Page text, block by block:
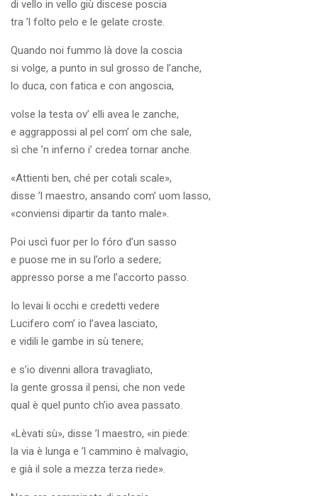
di vello in vello giù discese poscia
tra ’l folto pelo e le gelate croste.
Quando noi fummo là dove la coscia
si volge, a punto in sul grosso de l’anche,
lo duca, con fatica e con angoscia,
volse la testa ov’ elli avea le zanche,
e aggrappossi al pel com’ om che sale,
sì che ’n inferno i’ credea tornar anche.
«Attienti ben, ché per cotali scale»,
disse ’l maestro, ansando com’ uom lasso,
«conviensi dipartir da tanto male».
Poi uscì fuor per lo fóro d’un sasso
e puose me in su l’orlo a sedere;
appresso porse a me l’accorto passo.
Io levai li occhi e credetti vedere
Lucifero com’ io l’avea lasciato,
e vidili le gambe in sù tenere;
e s’io divenni allora travagliato,
la gente grossa il pensi, che non vede
qual è quel punto ch’io avea passato.
«Lèvati sù», disse ’l maestro, «in piede:
la via è lunga e ’l cammino è malvagio,
e già il sole a mezza terza riede».